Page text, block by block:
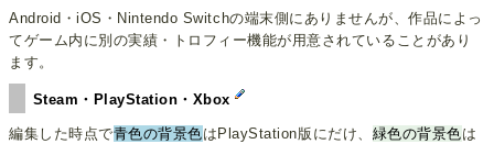
Android・iOS・Nintendo Switchの端末側にありませんが、作品によっ
てゲーム内に別の実績・トロフィー機能が用意されていることがあり
ます。
Steam・PlayStation・Xbox
編集した時点で青色の背景色はPlayStation版にだけ、 緑色の背景色は